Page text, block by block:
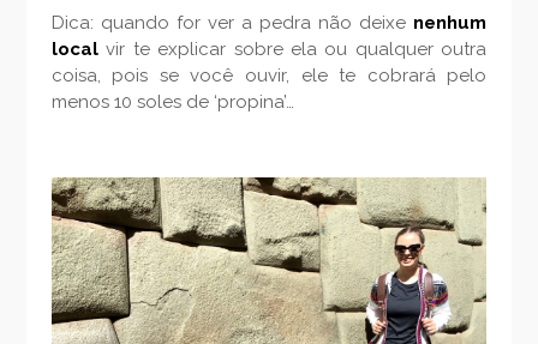
Dica: quando for ver a pedra não deixe nenhum
localvir te explicar sobre ela ou qualquer outra
coisa, pois se você ouvir, ele te cobrará pelo
menos 10 soles de ‘propina’…